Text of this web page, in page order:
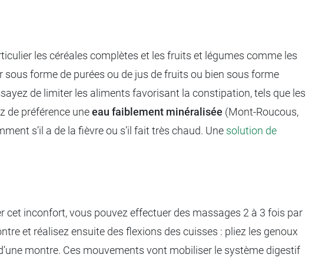
les céréales complètes et les fruits et légumes comme les
sous forme de purées ou de jus de fruits ou bien sous forme
de limiter les aliments favorisant la constipation, tels que les
de préférence uneeau faiblement minéralisée (Mont-Roucous,
s’il a de la fièvre ou s’il fait très chaud. Une solution de
cet inconfort, vous pouvez effectuer des massages 2 à 3 fois par
et réalisez ensuite des flexions des cuisses : pliez les genoux
montre. Ces mouvements vont mobiliser le système digestif